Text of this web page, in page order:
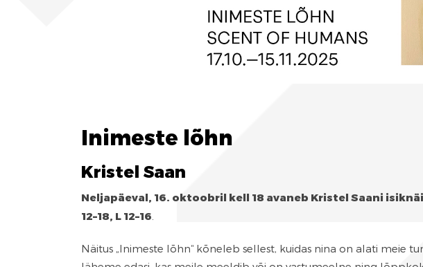
Inimeste lõhn
Kristel Saan
Neljapäeval, 16. oktoobril kell 18 avaneb Kristel Saani
12–18, L 12–16
Näitus „Inimeste lõhn“ kõneleb sellest, kuidas nina on alati meie